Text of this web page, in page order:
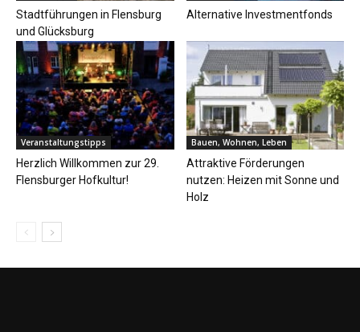
Stadtführungen in Flensburg
und Glücksburg
Alternative Investmentfonds
Veranstaltungstipps
Herzlich Willkommen zur 29.
Flensburger Hofkultur!
Bauen, Wohnen, Leben
Attraktive Förderungen
nutzen: Heizen mit Sonne und
Holz